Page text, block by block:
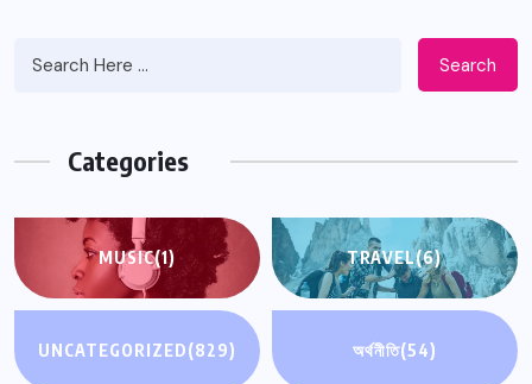
Search
Categories
MUSIC(1) TRAVEL(6)
UNCATEGORIZED(829) অর্থনীতি(54)